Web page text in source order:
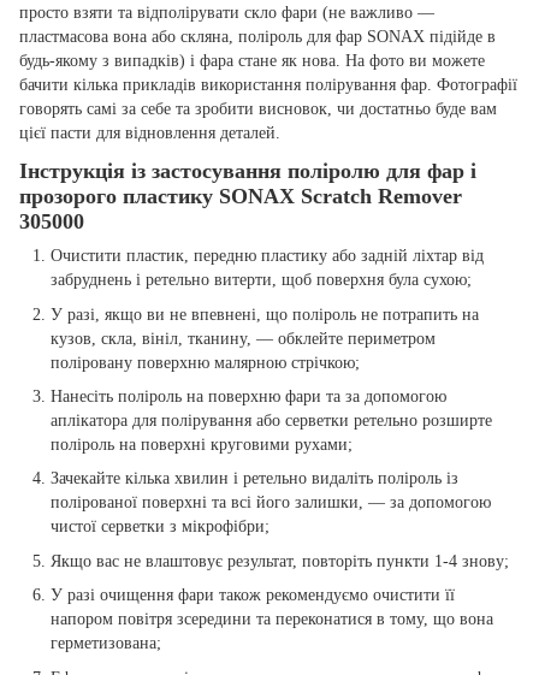
просто взяти та відполірувати скло фари (не важливо —
пластмасова вона або скляна, поліроль для фар SONAX підійде в
будь-якому з випадків) і фара стане як нова. На фото ви можете
бачити кілька прикладів використання полірування фар. Фотографії
говорять самі за себе та зробити висновок, чи достатньо буде вам
цієї пасти для відновлення деталей.
Інструкція із застосування поліролю для фар і
прозорого пластику SONAX Scratch Remover
305000
Очистити пластик, передню пластику або задній ліхтар від
забруднень і ретельно витерти, щоб поверхня була сухою;
У разі, якщо ви не впевнені, що поліроль не потрапить на
кузов, скла, вініл, тканину, — обклейте периметром
поліровану поверхню малярною стрічкою;
Нанесіть поліроль на поверхню фари та за допомогою
аплікатора для полірування або серветки ретельно розширте
поліроль на поверхні круговими рухами;
Зачекайте кілька хвилин і ретельно видаліть поліроль із
полірованої поверхні та всі його залишки, — за допомогою
чистої серветки з мікрофібри;
Якщо вас не влаштовує результат, повторіть пункти 1-4 знову;
У разі очищення фари також рекомендуємо очистити її
напором повітря зсередини та переконатися в тому, що вона
герметизована;